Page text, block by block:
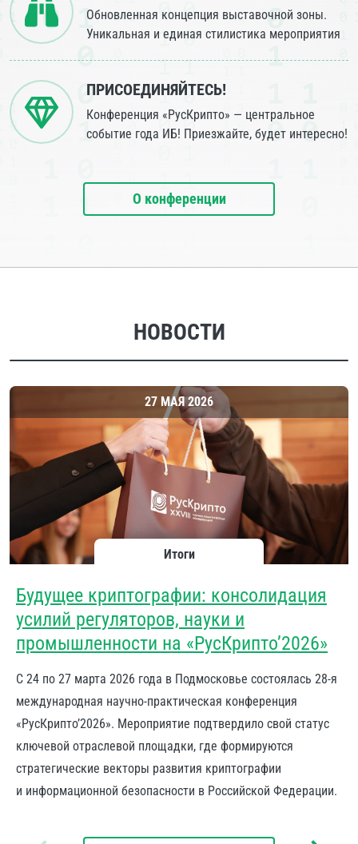
Обновленная концепция выставочной зоны.
Уникальная и единая стилистика мероприятия
ПРИСОЕДИНЯЙТЕСЬ!
Конференция «РусКрипто» — центральное
событие года ИБ! Приезжайте, будет интересно!
О конференции
НОВОСТИ
27 МАЯ 2026
Итоги
Будущее криптографии: консолидация
усилий регуляторов, науки и
промышленности на «РусКрипто’2026»
С 24 по 27 марта 2026 года в Подмосковье состоялась 28-я
международная научно-практическая конференция
«РусКрипто’2026». Мероприятие подтвердило свой статус
ключевой отраслевой площадки, где формируются
стратегические векторы развития криптографии
и информационной безопасности в Российской Федерации.